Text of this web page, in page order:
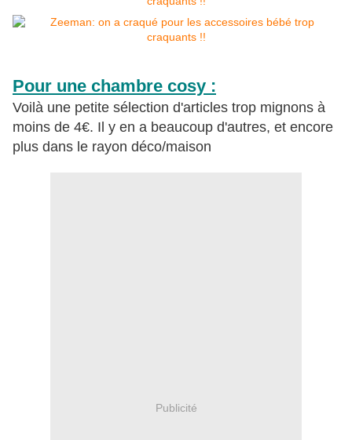
Pour une chambre cosy :
Voilà une petite sélection d'articles trop mignons à
moins de 4€. Il y en a beaucoup d'autres, et encore
plus dans le rayon déco/maison
Publicité